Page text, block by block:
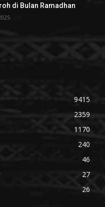
di Bulan Ramadhan
9415
2359
1170
240
46
27
26